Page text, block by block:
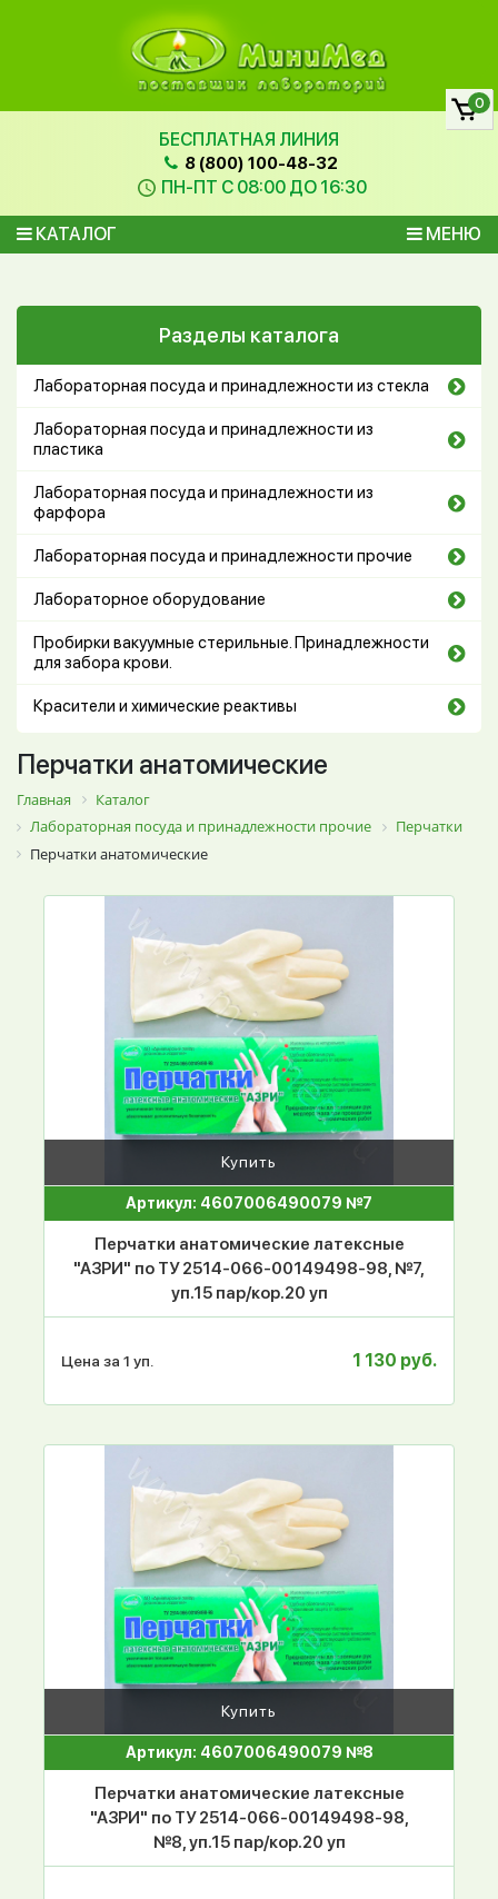
БЕСПЛАТНАЯ ЛИНИЯ
8 (800) 100-48-32
ПН-ПТ С 08:00 ДО 16:30
КАТАЛОГ МЕНЮ
0
Разделы каталога
Лабораторная посуда и принадлежности из стекла
Лабораторная посуда и принадлежности из
пластика
Лабораторная посуда и принадлежности из
фарфора
Лабораторная посуда и принадлежности прочие
Лабораторное оборудование
Пробирки вакуумные стерильные. Принадлежности
для забора крови.
Красители и химические реактивы
Перчатки анатомические
Главная
Каталог
Лабораторная посуда и принадлежности прочие
Перчатки
Перчатки анатомические
Купить
Артикул: 4607006490079 №7
Перчатки анатомические латексные
"АЗРИ" по ТУ 2514-066-00149498-98, №7,
уп.15 пар/кор.20 уп
Цена за 1 уп. 1 130 руб.
Купить
Артикул: 4607006490079 №8
Перчатки анатомические латексные
"АЗРИ" по ТУ 2514-066-00149498-98,
№8, уп.15 пар/кор.20 уп